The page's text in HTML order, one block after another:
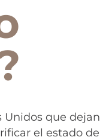
Unidos que dejan
el estado de